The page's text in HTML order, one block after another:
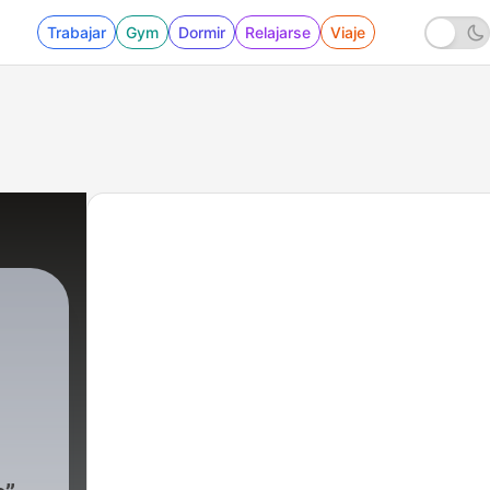
Trabajar Gym Dormir Relajarse Viaje